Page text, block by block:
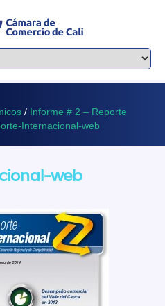
/ Informe # 2 – Reporte
Internacional-web
web